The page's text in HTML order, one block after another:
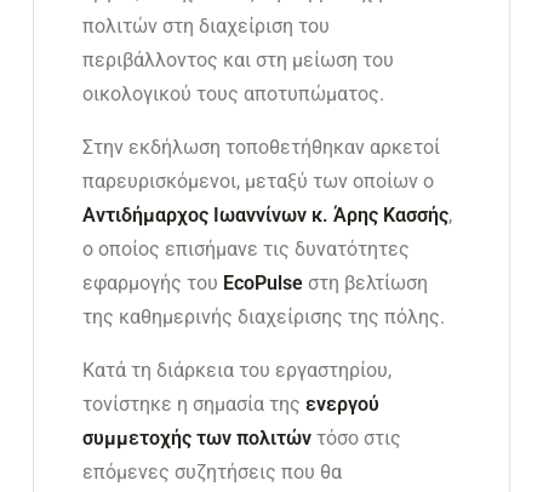
πολιτών στη διαχείριση του
περιβάλλοντος και στη μείωση του
οικολογικού τους αποτυπώματος.
Στην εκδήλωση τοποθετήθηκαν αρκετοί
παρευρισκόμενοι, μεταξύ των οποίων ο
Αντιδήμαρχος Ιωαννίνων κ. Άρης Κασσής,
ο οποίος επισήμανε τις δυνατότητες
εφαρμογής του EcoPulse στη βελτίωση
της καθημερινής διαχείρισης της πόλης.
Κατά τη διάρκεια του εργαστηρίου,
τονίστηκε η σημασία της ενεργού
συμμετοχής των πολιτών τόσο στις
επόμενες συζητήσεις που θα